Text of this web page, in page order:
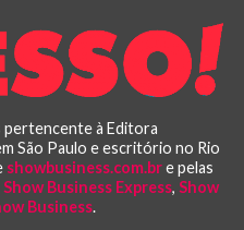
pertencente à Editora
São Paulo e escritório no Rio
showbusiness.com.bre pelas
Show Business Express, Show
Business.